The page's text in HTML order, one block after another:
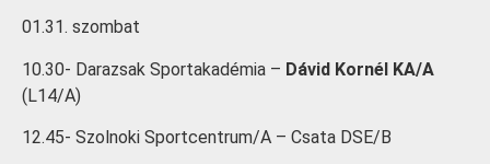
01.31. szombat
10.30- Darazsak Sportakadémia – Dávid Kornél KA/A
(L14/A)
12.45- Szolnoki Sportcentrum/A – Csata DSE/B